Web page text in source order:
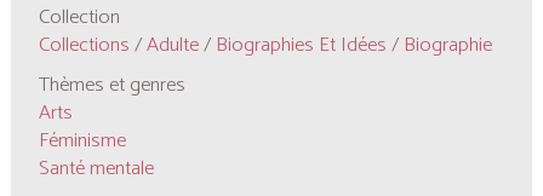
Collection
Collections/Adulte/ Biographies Et Idées/ Biographie
Thèmes et genres
Arts
Féminisme
Santé mentale